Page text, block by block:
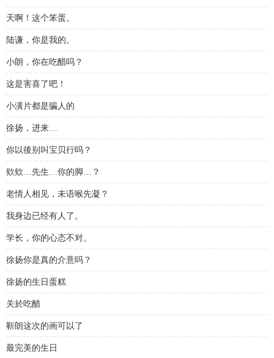
天啊！这个笨蛋。
陆谦，你是我的。
小朗，你在吃醋吗？
这是害喜了吧！
小潢片都是骗人的
徐扬，进来…
你以後别叫宝贝行吗？
欸欸…先生…你的脚…？
老情人相见，未语喉先凝？
我身边已经有人了。
学长，你的心态不对。
徐扬你是真的介意吗？
徐扬的生日蛋糕
关於吃醋
靳朗这次的画可以了
最完美的生日